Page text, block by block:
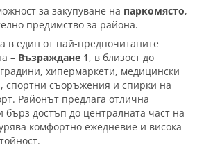
за закупуване на паркомясто,
предимство за района.
в един от най-предпочитаните
– Възраждане 1, в близост до
хипермаркети, медицински
спортни съоръжения и спирки на
Районът предлага отлична
бърз достъп до централната част на
комфортно ежедневие и висока